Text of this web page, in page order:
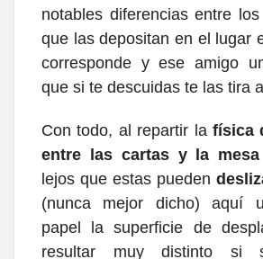
notables diferencias entre
que las depositan en el lugar
corresponde y ese amigo
que si te descuidas te las tira
Con todo, al repartir la física
entre las cartas y la mesa
lejos que estas pueden
(nunca mejor dicho) aquí
papel la superficie de
resultar muy distinto si